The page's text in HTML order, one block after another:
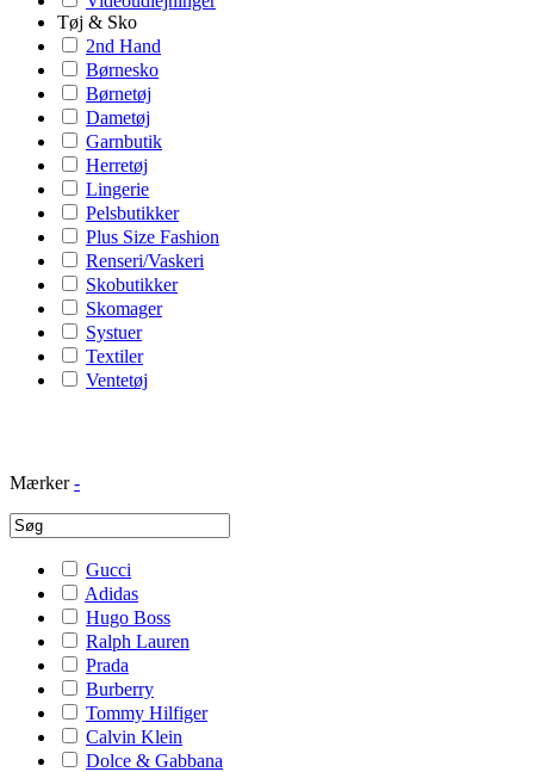
Tøj & Sko
2nd Hand
Børnesko
Børnetøj
Dametøj
Garnbutik
Herretøj
Lingerie
Pelsbutikker
Plus Size Fashion
Renseri/Vaskeri
Skobutikker
Skomager
Systuer
Textiler
Ventetøj
Mærker -
Gucci
Adidas
Hugo Boss
Ralph Lauren
Prada
Burberry
Tommy Hilfiger
Calvin Klein
Dolce & Gabbana